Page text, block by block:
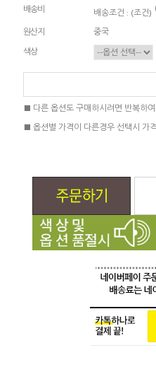
배송비
배송조건 : (조건)
원산지
중국
색상
■ 다른 옵션도 구매하시려면 반복하
■ 옵션별 가격이 다른경우 선택시 가